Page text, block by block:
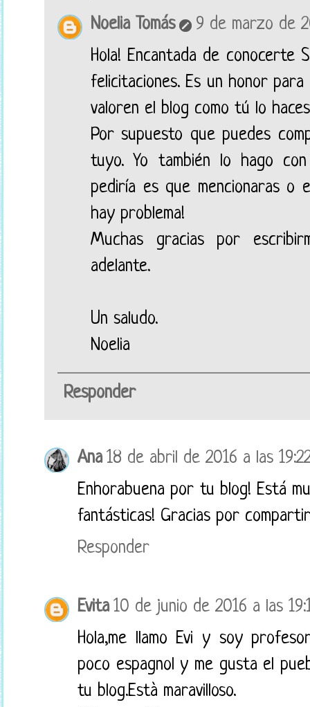
Noelia Tomás
9 de marzo de
Hola! Encantada de conocerte
felicitaciones. Es un honor
valoren el blog como tú lo
Por supuesto que puedes
tuyo. Yo también lo hago
pediría es que mencionaras o
hay problema!
Muchas gracias por
adelante.
Un saludo.
Noelia
Responder
Ana 18 de abril de 2016 a las
Enhorabuena por tu blog! Está
fantásticas! Gracias por
Responder
Evita 10 de junio de 2016 a las
Hola,me llamo Evi y soy
poco espagnol y me gusta el
tu blog.Està maravilloso.